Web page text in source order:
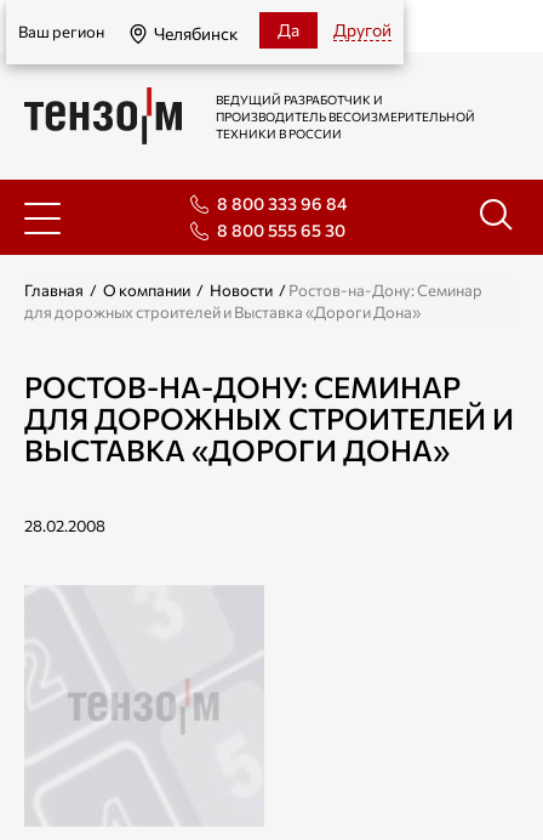
Челябинск
Ваш регион Челябинск Да Другой
ВЕДУЩИЙ РАЗРАБОТЧИК И
ПРОИЗВОДИТЕЛЬ ВЕСОИЗМЕРИТЕЛЬНОЙ
ТЕХНИКИ В РОССИИ
8 800 333 96 84
8 800 555 65 30
Главная / О компании / Новости /Ростов-на-Дону: Семинар
для дорожных строителей и Выставка «Дороги Дона»
РОСТОВ-НА-ДОНУ: СЕМИНАР
ДЛЯ ДОРОЖНЫХ СТРОИТЕЛЕЙ И
ВЫСТАВКА «ДОРОГИ ДОНА»
28.02.2008